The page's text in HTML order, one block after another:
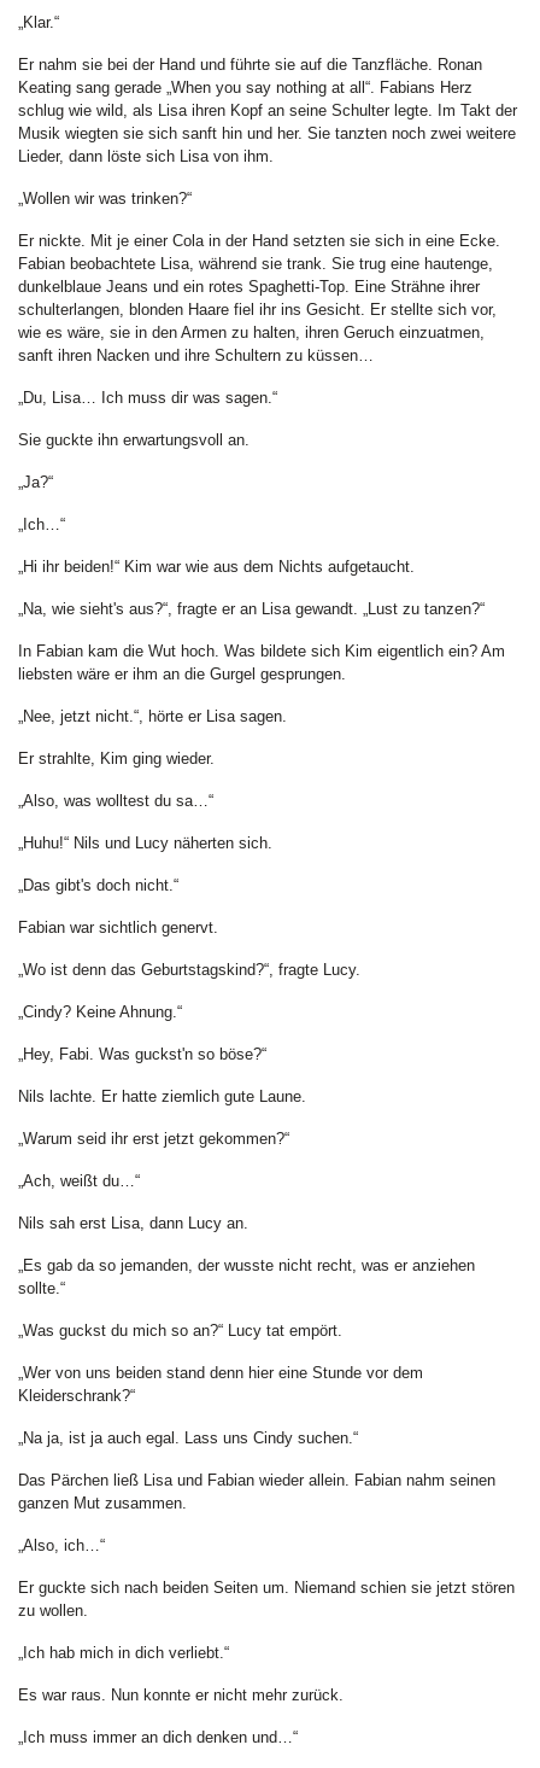
„Klar.“
Er nahm sie bei der Hand und führte sie auf die Tanzfläche. Ronan
Keating sang gerade „When you say nothing at all“. Fabians Herz
schlug wie wild, als Lisa ihren Kopf an seine Schulter legte. Im Takt der
Musik wiegten sie sich sanft hin und her. Sie tanzten noch zwei weitere
Lieder, dann löste sich Lisa von ihm.
„Wollen wir was trinken?“
Er nickte. Mit je einer Cola in der Hand setzten sie sich in eine Ecke.
Fabian beobachtete Lisa, während sie trank. Sie trug eine hautenge,
dunkelblaue Jeans und ein rotes Spaghetti-Top. Eine Strähne ihrer
schulterlangen, blonden Haare fiel ihr ins Gesicht. Er stellte sich vor,
wie es wäre, sie in den Armen zu halten, ihren Geruch einzuatmen,
sanft ihren Nacken und ihre Schultern zu küssen…
„Du, Lisa… Ich muss dir was sagen.“
Sie guckte ihn erwartungsvoll an.
„Ja?“
„Ich…“
„Hi ihr beiden!“ Kim war wie aus dem Nichts aufgetaucht.
„Na, wie sieht's aus?“, fragte er an Lisa gewandt. „Lust zu tanzen?“
In Fabian kam die Wut hoch. Was bildete sich Kim eigentlich ein? Am
liebsten wäre er ihm an die Gurgel gesprungen.
„Nee, jetzt nicht.“, hörte er Lisa sagen.
Er strahlte, Kim ging wieder.
„Also, was wolltest du sa…“
„Huhu!“ Nils und Lucy näherten sich.
„Das gibt's doch nicht.“
Fabian war sichtlich genervt.
„Wo ist denn das Geburtstagskind?“, fragte Lucy.
„Cindy? Keine Ahnung.“
„Hey, Fabi. Was guckst'n so böse?“
Nils lachte. Er hatte ziemlich gute Laune.
„Warum seid ihr erst jetzt gekommen?“
„Ach, weißt du…“
Nils sah erst Lisa, dann Lucy an.
„Es gab da so jemanden, der wusste nicht recht, was er anziehen
sollte.“
„Was guckst du mich so an?“ Lucy tat empört.
„Wer von uns beiden stand denn hier eine Stunde vor dem
Kleiderschrank?“
„Na ja, ist ja auch egal. Lass uns Cindy suchen.“
Das Pärchen ließ Lisa und Fabian wieder allein. Fabian nahm seinen
ganzen Mut zusammen.
„Also, ich…“
Er guckte sich nach beiden Seiten um. Niemand schien sie jetzt stören
zu wollen.
„Ich hab mich in dich verliebt.“
Es war raus. Nun konnte er nicht mehr zurück.
„Ich muss immer an dich denken und…“